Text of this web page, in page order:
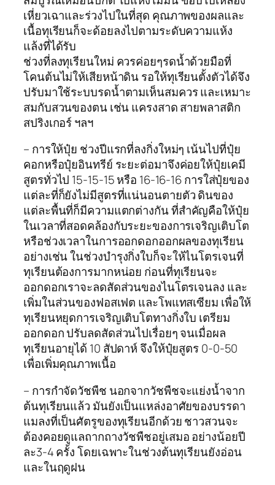
เหี่ยวเฉาและร่วงไปในที่สุด คุณภาพของผลและ
เนื้อทุเรียนก็จะด้อยลงไปตามระดับความแห้ง
แล้งที่ได้รับ
ช่วงที่ลงทุเรียนใหม่ ควรค่อยๆรดน้ำด้วยมือที่
โคนต้นไม่ให้เสียหน้าดิน รอให้ทุเรียนตั้งตัวได้จึง
ปรับมาใช้ระบบรดน้ำตามเห็นสมควร และเหมาะ
สมกับสวนของตน เช่น แครงสาด สายพลาสติก
สปริงเกอร์ ฯลฯ
– การให้ปุ๋ย ช่วงปีแรกที่ลงกิ่งใหม่ๆ เน้นไปที่ปุ๋ย
คอกหรือปุ๋ยอินทรีย์ ระยะต่อมาจึงค่อยให้ปุ๋ยเคมี
สูตรทั่วไป 15-15-15 หรือ 16-16-16 การใส่ปุ๋ยของ
แต่ละที่ก็ยังไม่มีสูตรที่แน่นอนตายตัว ดินของ
แต่ละพื้นที่ก็มีความแตกต่างกัน ที่สำคัญคือให้ปุ๋ย
ในเวลาที่สอดคล้องกับระยะของการเจริญเติบโต
หรือช่วงเวลาในการออกดอกออกผลของทุเรียน
อย่างเช่น ในช่วงบำรุงกิ่งใบก็จะให้ไนโตรเจนที่
ทุเรียนต้องการมากหน่อย ก่อนที่ทุเรียนจะ
ออกดอกเราจะลดสัดส่วนของไนโตรเจนลง และ
เพิ่มในส่วนของฟอสเฟต และโพแทสเซียม เพื่อให้
ทุเรียนหยุดการเจริญเติบโตทางกิ่งใบ เตรียม
ออกดอก ปรับลดสัดส่วนไปเรื่อยๆ จนเมื่อผล
ทุเรียนอายุได้ 10 สัปดาห์ จึงให้ปุ๋ยสูตร 0-0-50
เพื่อเพิ่มคุณภาพเนื้อ
– การกำจัดวัชพืช นอกจากวัชพืชจะแย่งน้ำจาก
ต้นทุเรียนแล้ว มันยังเป็นแหล่งอาศัยของบรรดา
แมลงที่เป็นศัตรูของทุเรียนอีกด้วย ชาวสวนจะ
ต้องคอยดูแลถากถางวัชพืชอยู่เสมอ อย่างน้อยปี
ละ3-4 ครั้ง โดยเฉพาะในช่วงต้นทุเรียนยังอ่อน
และในฤดูฝน